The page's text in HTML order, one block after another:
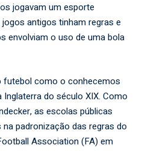
jogavam um esporte
antigos tinham regras e
envolviam o uso de uma bola
futebol como o conhecemos
do século XIX. Como
as escolas públicas
padronização das regras do
Association (FA) em